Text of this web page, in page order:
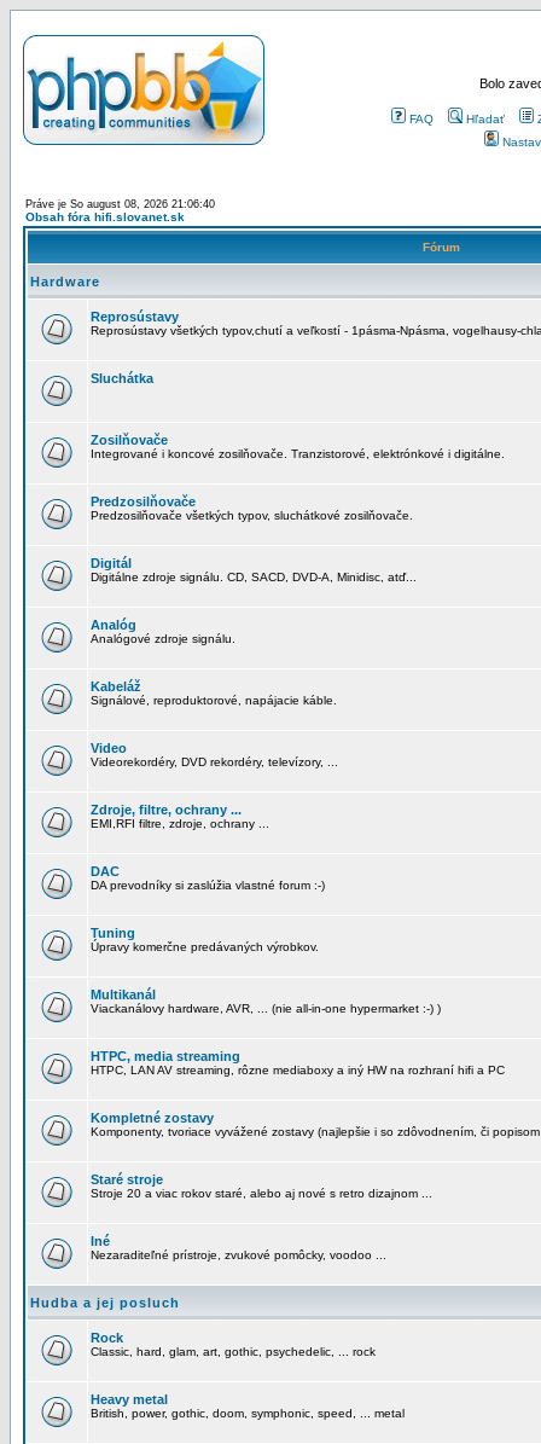
Bolo
FAQ Hľadať
Práve je So august 08, 2026 21:06:40
Obsah fóra hifi.slovanet.sk
Fórum
Hardware
Reprosústavy
Reprosústavy všetkých typov,chutí a veľkostí - 1pásma-Npásma, vogelhausy-
Sluchátka
Zosilňovače
Integrované i koncové zosilňovače. Tranzistorové, elektrónkové i digitálne.
Predzosilňovače
Predzosilňovače všetkých typov, sluchátkové zosilňovače.
Digitál
Digitálne zdroje signálu. CD, SACD, DVD-A, Minidisc, atď...
Analóg
Analógové zdroje signálu.
Kabeláž
Signálové, reproduktorové, napájacie káble.
Video
Videorekordéry, DVD rekordéry, televízory, ...
Zdroje, filtre, ochrany ...
EMI,RFI filtre, zdroje, ochrany ...
DAC
DA prevodníky si zaslúžia vlastné forum :-)
Tuning
Úpravy komerčne predávaných výrobkov.
Multikanál
Viackanálovy hardware, AVR, ... (nie all-in-one hypermarket :-) )
HTPC, media streaming
HTPC, LAN AV streaming, rôzne mediaboxy a iný HW na rozhraní hifi a PC
Kompletné zostavy
Komponenty, tvoriace vyvážené zostavy (najlepšie i so zdôvodnením, či
Staré stroje
Stroje 20 a viac rokov staré, alebo aj nové s retro dizajnom ...
Iné
Nezaraditeľné prístroje, zvukové pomôcky, voodoo ...
Hudba a jej posluch
Rock
Classic, hard, glam, art, gothic, psychedelic, ... rock
Heavy metal
British, power, gothic, doom, symphonic, speed, ... metal